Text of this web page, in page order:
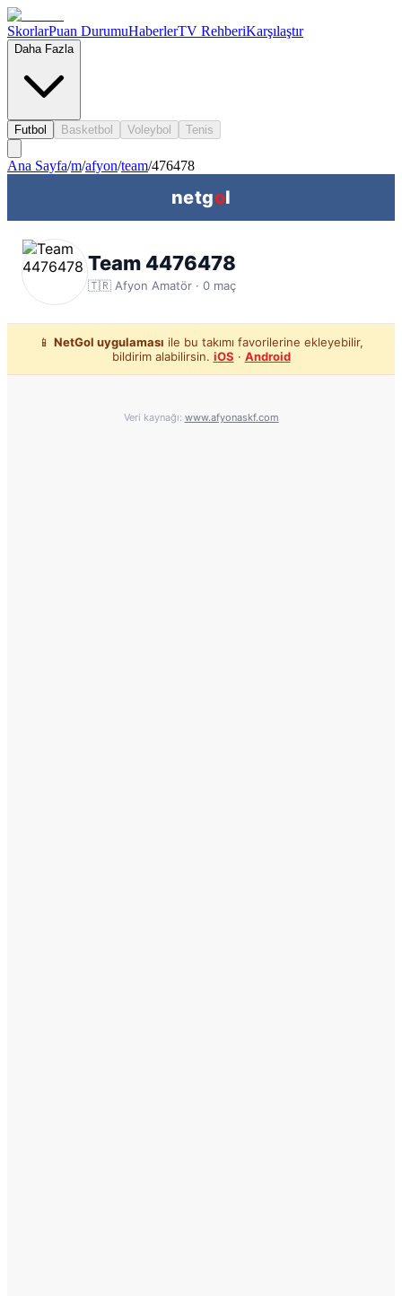
SkorlarPuan DurumuHaberlerTV RehberiKarşılaştır
Daha Fazla
Futbol Basketbol Voleybol Tenis
Ana Sayfa/m/afyon/team/476478
netgol
Team 4476478
🇹🇷 Afyon Amatör · 0 maç
📱 NetGol uygulaması ile bu takımı favorilerine ekleyebilir,
bildirim alabilirsin. iOS · Android
Veri kaynağı: www.afyonaskf.com